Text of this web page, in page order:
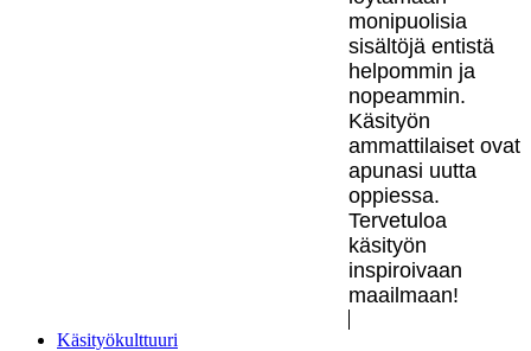
monipuolisia
sisältöjä entistä
helpommin ja
nopeammin.
Käsityön
ammattilaiset ovat
apunasi uutta
oppiessa.
Tervetuloa
käsityön
inspiroivaan
maailmaan!
Käsityökulttuuri